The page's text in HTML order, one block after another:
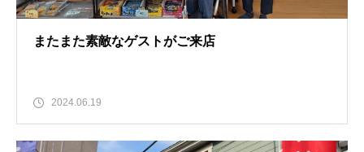
またまた素敵なゲストがご来店
2024.06.19